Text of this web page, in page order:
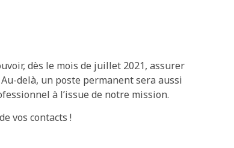
dès le mois de juillet 2021, assurer
delà, un poste permanent sera aussi
à l’issue de notre mission.
vos contacts !